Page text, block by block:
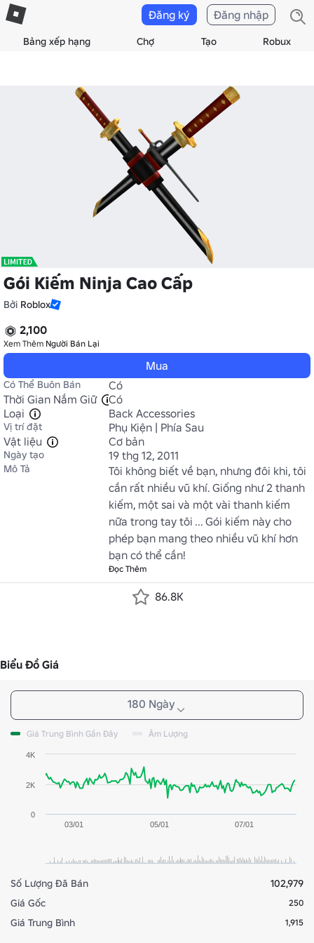
Bảng xếp hạng Chợ Tạo Robux
Đăng ký Đăng nhập
Gói Kiếm Ninja Cao Cấp
Bởi Roblox
2,100
Xem Thêm Người Bán Lại
Mua
Có Thể Buôn Bán
Có
Thời Gian Nắm Giữ
Có
Loại
Back Accessories
Vị trí đặt
Phụ Kiện | Phía Sau
Vật liệu
Cơ bản
Ngày tạo 19 thg 12, 2011
Mô Tả
Tôi không biết về bạn, nhưng đôi khi, tôi
cần rất nhiều vũ khí. Giống như 2 thanh
kiếm, một sai và một vài thanh kiếm
nữa trong tay tôi ... Gói kiếm này cho
phép bạn mang theo nhiều vũ khí hơn
bạn có thể cần!
Đọc Thêm
86.8K
Biểu Đồ Giá
180 Ngày
Giá Trung Bình Gần Đây Âm Lượng
03/01 05/01 07/01
0
2K
4K
Số Lượng Đã Bán
102,979
Giá Gốc
250
Giá Trung Bình 1,915